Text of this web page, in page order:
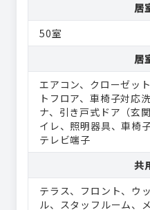
居
50室
居
エアコン
クローゼット
トフロア
車椅子対応
ナ
引き戸式ドア（玄関
イレ
照明器具 車椅
テレビ端子
共
テラス
フロント ウ
ル
スタッフルーム